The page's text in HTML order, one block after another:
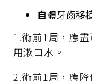
自體牙齒移
1.術前1周，應
用漱口水。
2.術前1周，應